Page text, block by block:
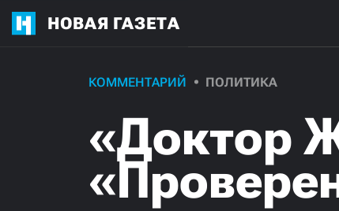
НОВАЯ ГАЗЕТА
КОММЕНТАРИЙ ПОЛИТИКА
«Доктор